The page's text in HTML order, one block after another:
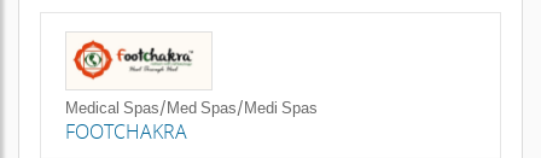
Medical Spas/Med Spas/Medi Spas
FOOTCHAKRA